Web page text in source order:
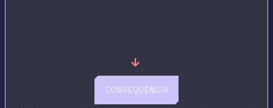
→
CONSEQUÊNCIA